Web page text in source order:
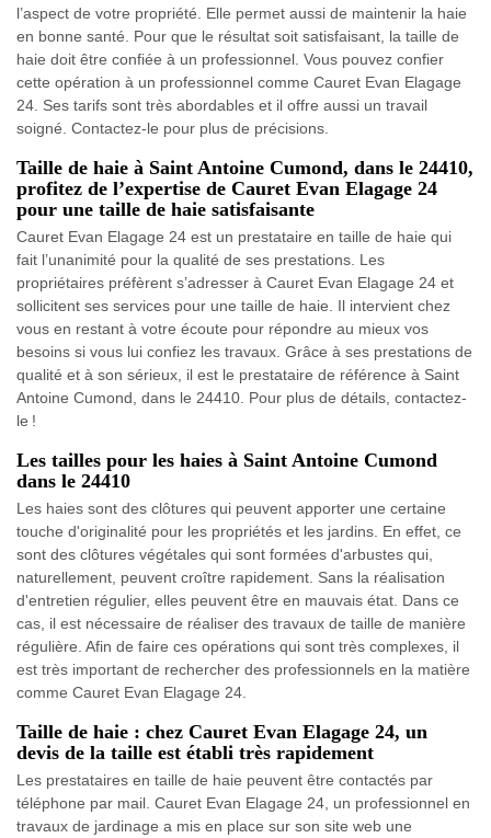
l’aspect de votre propriété. Elle permet aussi de maintenir la haie
en bonne santé. Pour que le résultat soit satisfaisant, la taille de
haie doit être confiée à un professionnel. Vous pouvez confier
cette opération à un professionnel comme Cauret Evan Elagage
24. Ses tarifs sont très abordables et il offre aussi un travail
soigné. Contactez-le pour plus de précisions.
Taille de haie à Saint Antoine Cumond, dans le 24410,
profitez de l’expertise de Cauret Evan Elagage 24
pour une taille de haie satisfaisante
Cauret Evan Elagage 24 est un prestataire en taille de haie qui
fait l’unanimité pour la qualité de ses prestations. Les
propriétaires préfèrent s’adresser à Cauret Evan Elagage 24 et
sollicitent ses services pour une taille de haie. Il intervient chez
vous en restant à votre écoute pour répondre au mieux vos
besoins si vous lui confiez les travaux. Grâce à ses prestations de
qualité et à son sérieux, il est le prestataire de référence à Saint
Antoine Cumond, dans le 24410. Pour plus de détails, contactez-
le !
Les tailles pour les haies à Saint Antoine Cumond
dans le 24410
Les haies sont des clôtures qui peuvent apporter une certaine
touche d'originalité pour les propriétés et les jardins. En effet, ce
sont des clôtures végétales qui sont formées d'arbustes qui,
naturellement, peuvent croître rapidement. Sans la réalisation
d'entretien régulier, elles peuvent être en mauvais état. Dans ce
cas, il est nécessaire de réaliser des travaux de taille de manière
régulière. Afin de faire ces opérations qui sont très complexes, il
est très important de rechercher des professionnels en la matière
comme Cauret Evan Elagage 24.
Taille de haie : chez Cauret Evan Elagage 24, un
devis de la taille est établi très rapidement
Les prestataires en taille de haie peuvent être contactés par
téléphone par mail. Cauret Evan Elagage 24, un professionnel en
travaux de jardinage a mis en place sur son site web une